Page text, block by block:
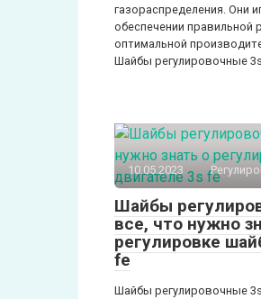
газораспределения. Они
обеспечении правильной
оптимальной
Шайбы регулировочные
10.05.2023
Шайбы
все, что нужно
регулировке
fe
Шайбы регулировочные